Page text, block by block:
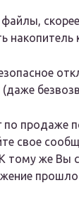
накопитель
по продаже
свое
тому же Вы